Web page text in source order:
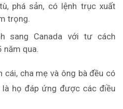
phá sản, có lệnh trục xuất
trọng.
sang Canada với tư cách
qua.
cha mẹ và ông bà đều có
họ đáp ứng được các điều